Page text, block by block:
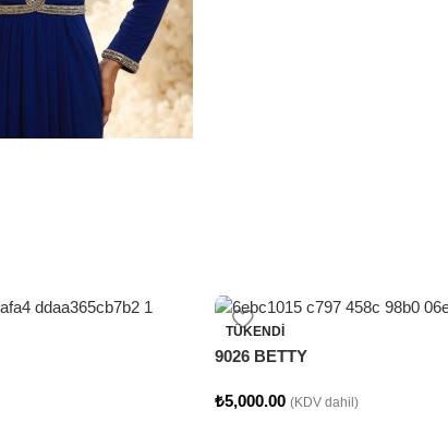
TÜKENDI
9026 BETTY
₺5,000.00 (KDV dahil)